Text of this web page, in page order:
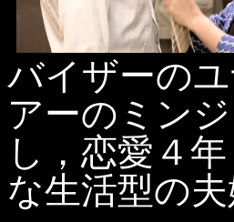
バイザーの
アーのミン
し，恋愛４
な生活型の夫